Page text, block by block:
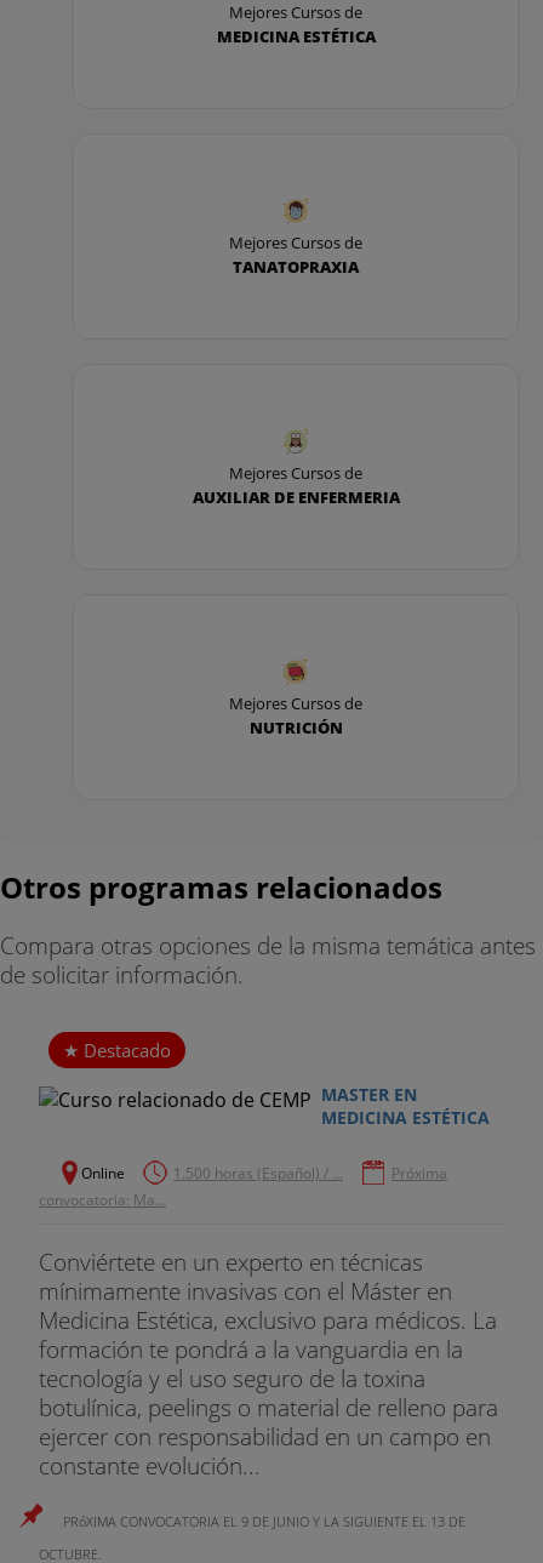
Mejores Cursos de
MEDICINA ESTÉTICA
Mejores Cursos de
TANATOPRAXIA
Mejores Cursos de
AUXILIAR DE ENFERMERIA
Mejores Cursos de
NUTRICIÓN
Otros programas relacionados
Compara otras opciones de la misma temática antes
de solicitar información.
Destacado
MASTER EN
MEDICINA ESTÉTICA
Online 1.500 horas (Español) / ...
Próxima
convocatoria: Ma...
Conviértete en un experto en técnicas
mínimamente invasivas con el Máster en
Medicina Estética, exclusivo para médicos. La
formación te pondrá a la vanguardia en la
tecnología y el uso seguro de la toxina
botulínica, peelings o material de relleno para
ejercer con responsabilidad en un campo en
constante evolución...
PRóXIMA CONVOCATORIA EL 9 DE JUNIO Y LA SIGUIENTE EL 13 DE
OCTUBRE.